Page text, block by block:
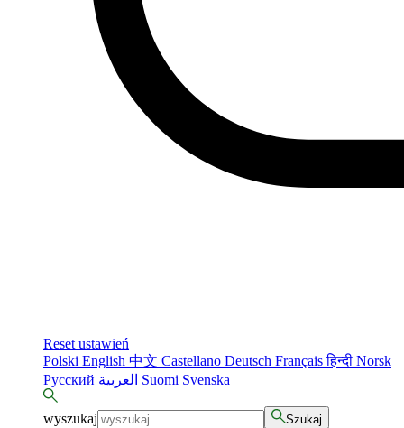
Reset ustawień
Polski English 中文 Castellano Deutsch Françaisहिन्दी Norsk
Русский
Suomi Svenska
wyszukaj Szukaj